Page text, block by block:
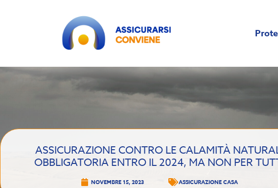
ASSICURAZIONE CONTRO LE CALAMITÀ
OBBLIGATORIA ENTRO IL 2024, MA NON PER
NOVEMBRE 15, 2023 ASSICURAZIONE CASA